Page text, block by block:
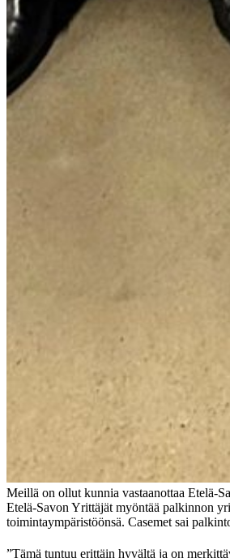
Meillä on ollut kunnia vastaanottaa Etelä-
Etelä-Savon Yrittäjät myöntää palkinnon
toimintaympäristöönsä. Casemet sai
”Tämä tuntuu erittäin hyvältä ja on